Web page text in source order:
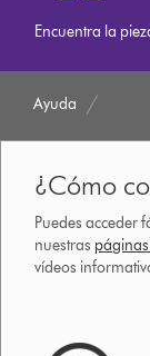
Encuentra la
Ayuda
¿Cómo
Puedes acceder
nuestras
vídeos